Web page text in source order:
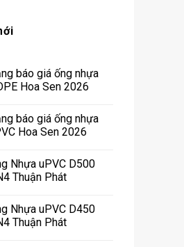
báo giá ống nhựa
Hoa Sen 2026
báo giá ống nhựa
Hoa Sen 2026
Nhựa uPVC D500
Thuận Phát
Nhựa uPVC D450
Thuận Phát